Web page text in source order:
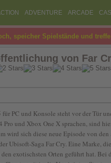
ADVENTURE ARCADE
speicher Spielstände und
von Far
PC und Konsole steht vor der Tür
Pro und Xbox One X sprachen, sind
wird sich diese neue Episode von
Ubisoft-Saga Far Cry. Eine Marke,
exotischsten Orten geführt hat. Bei